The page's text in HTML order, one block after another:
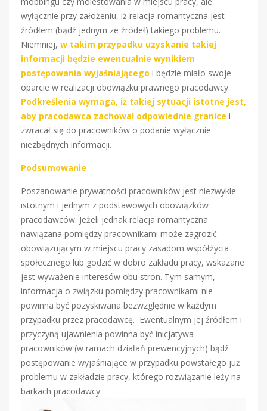
wyłącznie przy założeniu, iż relacja romantyczna jest
źródłem (bądź jednym ze źródeł) takiego problemu.
Niemniej, w takim przypadku uzyskanie takiej
informacji będzie ewentualnie wynikiem
postępowania wyjaśniającego i będzie miało swoje
oparcie w realizacji obowiązku prawnego pracodawcy.
Podkreślenia wymaga, iż takiej sytuacji istotne jest,
aby pracodawca zachował odpowiednie granice i
zwracał się do pracowników o podanie wyłącznie
niezbędnych informacji.
Podsumowanie
Poszanowanie prywatności pracowników jest niezwykle
istotnym i jednym z podstawowych obowiązków
pracodawców. Jeżeli jednak relacja romantyczna
nawiązana pomiędzy pracownikami może zagrozić
obowiązującym w miejscu pracy zasadom współżycia
społecznego lub godzić w dobro zakładu pracy, wskazane
jest wyważenie interesów obu stron. Tym samym,
informacja o związku pomiędzy pracownikami nie
powinna być pozyskiwana bezwzględnie w każdym
przypadku przez pracodawcę. Ewentualnym jej źródłem i
przyczyną ujawnienia powinna być inicjatywa
pracowników (w ramach działań prewencyjnych) bądź
postępowanie wyjaśniające w przypadku powstałego już
problemu w zakładzie pracy, którego rozwiązanie leży na
barkach pracodawcy.